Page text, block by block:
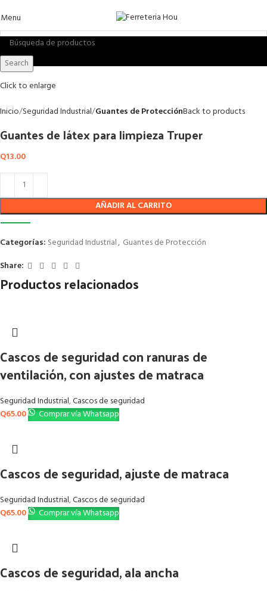
Menu
Search
Click to enlarge
Inicio Seguridad Industrial Guantes de ProtecciónBack to products
Guantes de látex para limpieza Truper
Q13.00
AÑADIR AL CARRITO
Categorías: Seguridad Industrial, Guantes de Protección
Share:
Productos relacionados
Cascos de seguridad con ranuras de
ventilación, con ajustes de matraca
Seguridad Industrial,Cascos de seguridad
Q65.00 Comprar vía Whatsapp
Cascos de seguridad, ajuste de matraca
Seguridad Industrial,Cascos de seguridad
Q65.00 Comprar vía Whatsapp
Cascos de seguridad, ala ancha